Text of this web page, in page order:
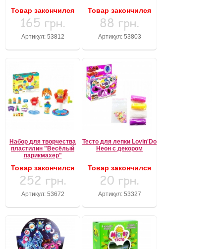
Товар закончился
165 грн.
Артикул: 53812
Товар закончился
88 грн.
Артикул: 53803
Набор для творчества
пластилин "Весёлый
парикмахер"
Товар закончился
252 грн.
Артикул: 53672
Тесто для лепки Lovin'Do
Неон с декором
Товар закончился
20 грн.
Артикул: 53327